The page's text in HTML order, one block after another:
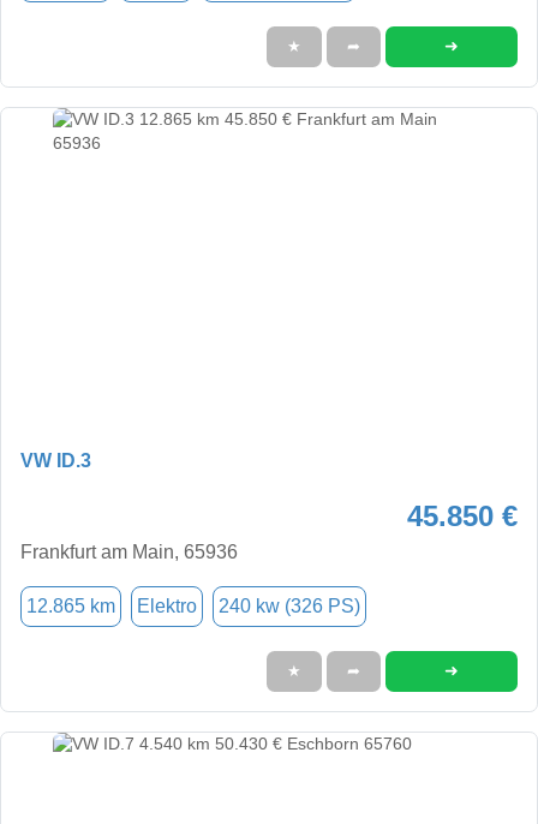
★ ➦ ➜
VW ID.3
45.850 €
Frankfurt am Main, 65936
12.865 km Elektro 240 kw (326 PS)
★ ➦ ➜